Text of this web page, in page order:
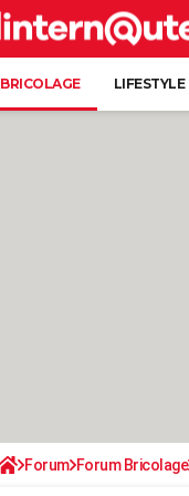
BRICOLAGE LIFESTYLE
Forum Forum Bricolage